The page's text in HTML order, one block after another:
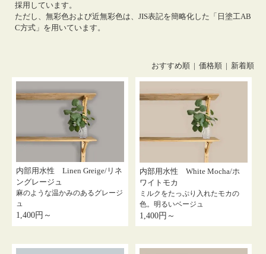
採用しています。
ただし、無彩色および近無彩色は、JIS表記を簡略化した「日塗工AB
C方式」を用いています。
おすすめ順 | 価格順 | 新着順
内部用水性 Linen Greige/リネ
ングレージュ
麻のような温かみのあるグレージ
ュ
1,400円～
内部用水性 White Mocha/ホ
ワイトモカ
ミルクをたっぷり入れたモカの
色。明るいベージュ
1,400円～